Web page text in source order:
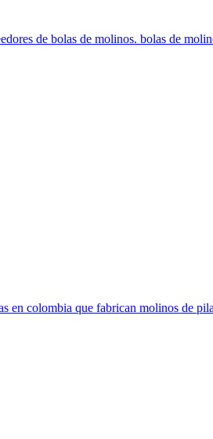
de bolas de molinos. bolas de
en colombia que fabrican molinos de